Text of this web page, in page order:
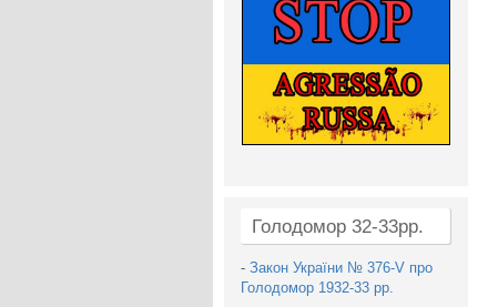
Голодомор 32-33рр.
- Закон України № 376-V про
Голодомор 1932-33 рр.